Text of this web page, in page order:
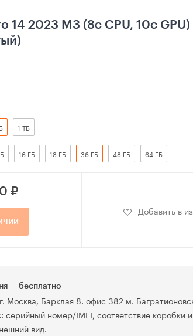
14 2023 M3 (8c CPU, 10c GPU)
1 ТБ
16 ГБ 18 ГБ 36 ГБ 48 ГБ 64 ГБ
₽
Добавить в
— бесплатно
Москва, Барклая 8. офис 382 м.
номер/IMEI, соответствие коробки
вид.